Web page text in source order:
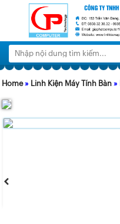
Tìm
kiếm:
Home» Linh Kiện Máy Tính Bàn »